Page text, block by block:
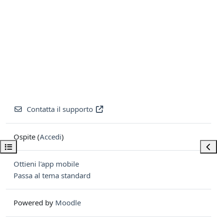
Apri indice del corso
Contatta il supporto
Ospite (Accedi)
Ottieni l'app mobile
Passa al tema standard
Powered by Moodle